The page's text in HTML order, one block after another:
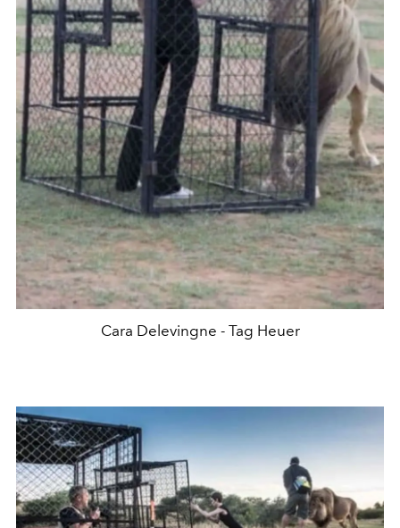
Cara Delevingne - Tag Heuer